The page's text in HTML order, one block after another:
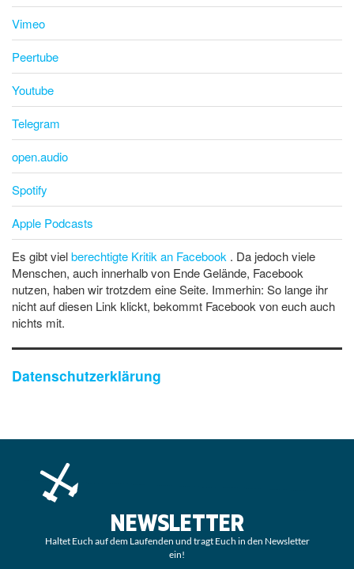
Vimeo
Peertube
Youtube
Telegram
open.audio
Spotify
Apple Podcasts
Es gibt vielberechtigte Kritik an Facebook . Da jedoch viele
Menschen, auch innerhalb von Ende Gelände, Facebook
nutzen, haben wir trotzdem eine Seite. Immerhin: So lange ihr
nicht auf diesen Link klickt, bekommt Facebook von euch auch
nichts mit.
Datenschutzerklärung
NEWSLETTER
Haltet Euch auf dem Laufenden und tragt Euch in den Newsletter
ein!